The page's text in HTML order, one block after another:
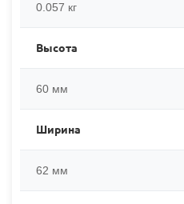
0.057 кг
Высота
60 мм
Ширина
62 мм